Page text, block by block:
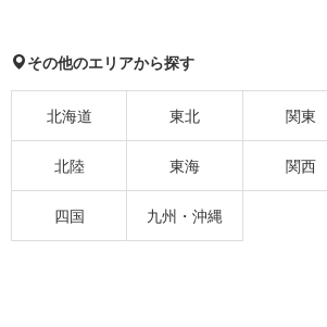
その他のエリアから探す
北海道 東北 関東
北陸 東海 関西
四国 九州・沖縄